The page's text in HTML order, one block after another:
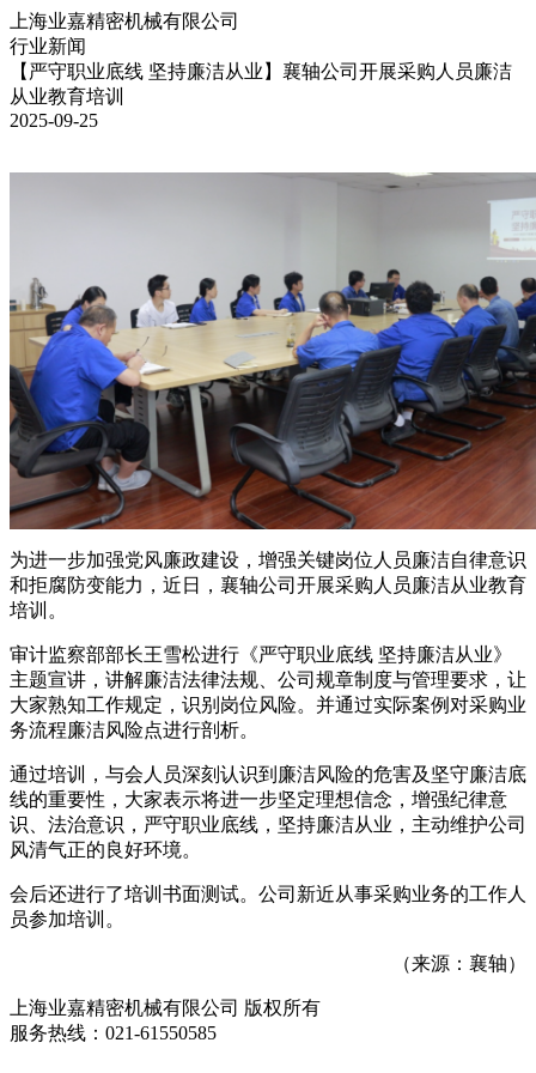
上海业嘉精密机械有限公司
行业新闻
【严守职业底线 坚持廉洁从业】襄轴公司开展采购人员廉洁
从业教育培训
2025-09-25
为进一步加强党风廉政建设，增强关键岗位人员廉洁自律意识
和拒腐防变能力，近日，襄轴公司开展采购人员廉洁从业教育
培训。
审计监察部部长王雪松进行《严守职业底线 坚持廉洁从业》
主题宣讲，讲解廉洁法律法规、公司规章制度与管理要求，让
大家熟知工作规定，识别岗位风险。并通过实际案例对采购业
务流程廉洁风险点进行剖析。
通过培训，与会人员深刻认识到廉洁风险的危害及坚守廉洁底
线的重要性，大家表示将进一步坚定理想信念，增强纪律意
识、法治意识，严守职业底线，坚持廉洁从业，主动维护公司
风清气正的良好环境。
会后还进行了培训书面测试。公司新近从事采购业务的工作人
员参加培训。
（来源：襄轴）
上海业嘉精密机械有限公司 版权所有
服务热线：021-61550585